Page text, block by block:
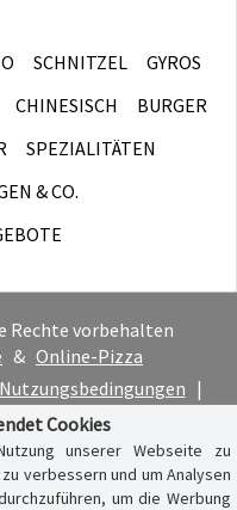
SCHNITZEL
GYROS
CHINESISCH
BURGER
SPEZIALITÄTEN
& CO.
Rechte vorbehalten
& Online-Pizza
Nutzungsbedingungen |
Cookies
unserer Webseite zu
verbessern und um Analysen
um die Werbung